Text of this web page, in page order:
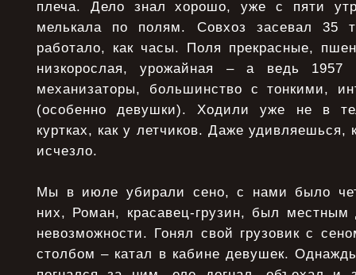
плеча. Дело знал хорошо, уже с пяти
мелькала по полям. Совхоз засевал 35
работало, как часы. Поля прекрасные,
низкорослая, урожайная – а ведь 1957
механизаторы, большинство с тонкими,
(особенно девушки). Ходили уже не в
куртках, как у летчиков. Даже удивляешься,
исчезло.
Мы в июле убирали сено, с нами было
них, Роман, красавец-грузин, был
невозможности. Гонял свой грузовик с
столбом – катал в кабине девушек.